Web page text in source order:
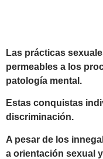
Las prácticas
permeables a los
patología mental.
Estas conquistas
discriminación.
A pesar de los
a orientación sexual